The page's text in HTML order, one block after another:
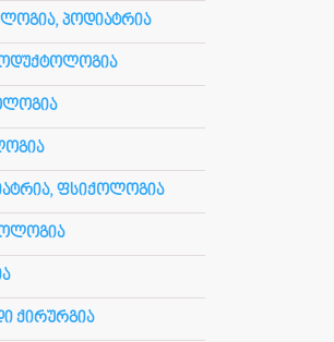
პოდიატრია
ფსიქოლოგია
ქირურგია